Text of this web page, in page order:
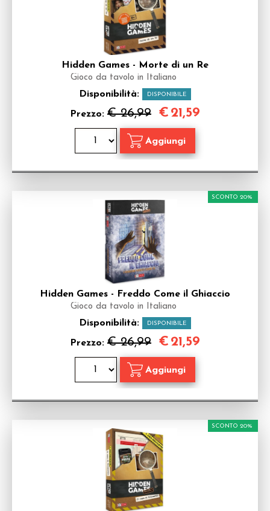
Hidden Games - Morte di un Re
Gioco da tavolo in Italiano
Disponibilità: DISPONIBILE
Prezzo: € 26,99 € 21,59
Hidden Games - Freddo Come il Ghiaccio
Gioco da tavolo in Italiano
Disponibilità: DISPONIBILE
Prezzo: € 26,99
SCONTO 20%
€ 21,59
SCONTO 20%